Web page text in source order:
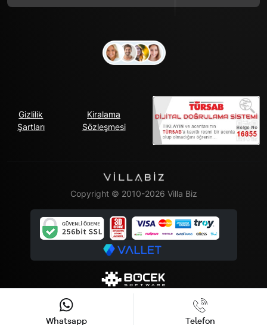
Gizlilik
Şartları
Kiralama
Sözleşmesi
Copyright © 2010-2026 Villa Biz
Whatsapp Telefon